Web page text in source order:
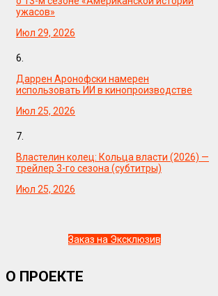
ужасов»
Июл 29, 2026
6.
Даррен Аронофски намерен
использовать ИИ в кинопроизводстве
Июл 25, 2026
7.
Властелин колец: Кольца власти (2026) —
трейлер 3-го сезона (субтитры)
Июл 25, 2026
Заказ на Эксклюзив
О ПРОЕКТЕ